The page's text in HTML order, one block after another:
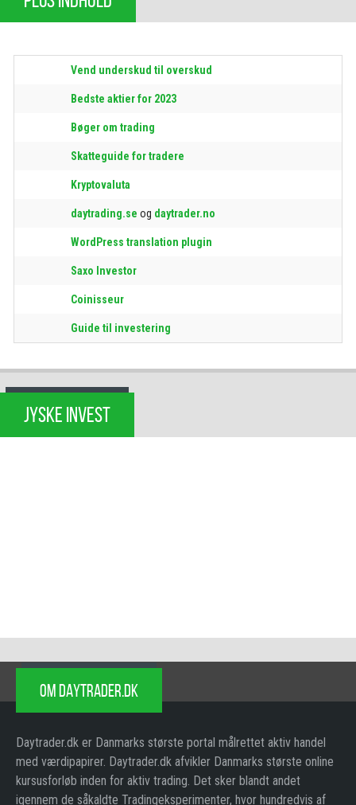
Vend underskud til overskud
Bedste aktier for 2023
Bøger om trading
Skatteguide for tradere
Kryptovaluta
daytrading.se og daytrader.no
WordPress translation plugin
Saxo Investor
Coinisseur
Guide til investering
JYSKE INVEST
OM DAYTRADER.DK
Daytrader.dk er Danmarks største portal målrettet aktiv handel
med værdipapirer. Daytrader.dk afvikler Danmarks største online
kursusforløb inden for aktiv trading. Det sker blandt andet
igennem de såkaldte Tradingeksperimenter, hvor hundredvis af